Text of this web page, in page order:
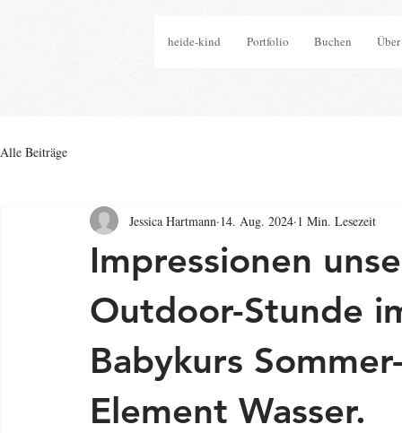
heide-kind Portfolio Buchen
Alle Beiträge
Impressionen
Outdoor-Stunde
Babykurs
Element Wasser.
Jessica Hartmann 14. Aug. 2024 1 Min. Lesezeit